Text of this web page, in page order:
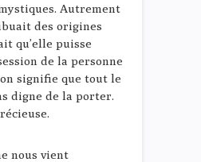
Autrement
des origines
qu’elle puisse
de la personne
signifie que tout le
digne de la porter.
nous vient